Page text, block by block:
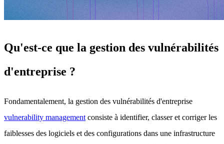
Qu'est-ce que la gestion des vulnérabilités
d'entreprise ?
Fondamentalement, la gestion des vulnérabilités d'entreprise
vulnerability management consiste à identifier, classer et corriger les
faiblesses des logiciels et des configurations dans une infrastructure